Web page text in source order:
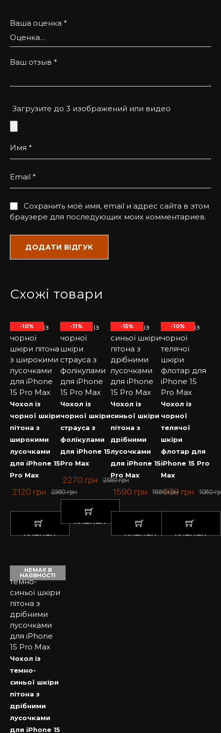
Ваша оценка *
Ваш отзыв *
Загрузите до 3 изображений или видео
Имя *
Email *
Сохранить моё имя, email и адрес сайта в этом
браузере для последующих моих комментариев.
Схожі товари
-10%
Чохол із
чорної шкіри
пітона з
широкими
лусочками
для iPhone 15
Pro Max
2360грн
2120 грн
КУПИТИ
-11%
Чохол із
чорної шкіри
страуса з
фолікулами
для iPhone 15
Pro Max
2550грн
2270 грн
КУПИТИ
-15%
Чохол із
синьої шкіри
пітона з
дрібними
лусочками
для iPhone 15
Pro Max
1880грн
1590 грн
КУПИТИ
-10%
Чохол із
чорної
телячої
шкіри
флотар для
iPhone 15 Pro
Max
1080
970 грн
КУПИТИ
НЕМАЄ В
НАЯВНОСТІ
Чохол із
темно-
синьої шкіри
пітона з
дрібними
лусочками
для iPhone 15